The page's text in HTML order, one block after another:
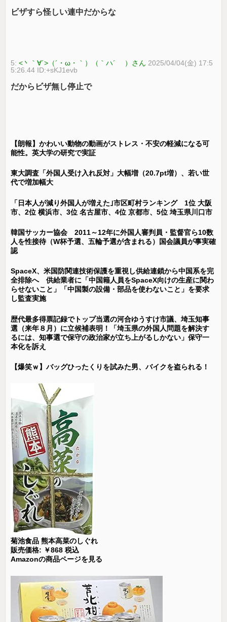
ビザすら怪しい連中だからな
5:<丶｀∀´>（´・ω・｀）（｀ハ´ ）さん 2025/04/04(金) 17:5
5:26.44 ID:+sKJ1evb
だからビザ無し停止で
【朗報】かわいい動物の動画がストレス・不安の軽減になる可
能性。英大学の研究で実証
東大調査「外国人受け入れ反対」大幅増（20.7pt増）、若い世
代で増加幅大
「日本人が減り外国人が増えた｣市区町村ランキング 1位 大阪
市、2位 横浜市、3位 名古屋市、4位 京都市、5位 埼玉県川口市
韓国サッカー協会 2011～12年に外国人審判員・監督官ら10数
人を性接待（W杯予選、五輪予選が含まれる）国会議員が事実確
認
SpaceX、米国防関連技術保護を重視し供給連鎖から中国系を完
全排除へ 供給業者に「中国籍人員をSpaceX向けの生産に関わ
らせないこと」「中国製の設備・部品を使わないこと」を要求
し監査実施
歴代最多得票記録でトップ当選の河合ゆうすけ市議、埼玉知事
選（来年８月）に立候補表明！「埼玉県の外国人問題を解決す
るには、知事選で保守の政治家が立ち上がるしかない」保守一
本化を訴え
【爆笑ｗ】バッグひったくりを試みた男、バイクを盗られる！
菊池食品 熊本高菜のしぐれ
販売価格: ￥868 税込
Amazonの商品ページを見る